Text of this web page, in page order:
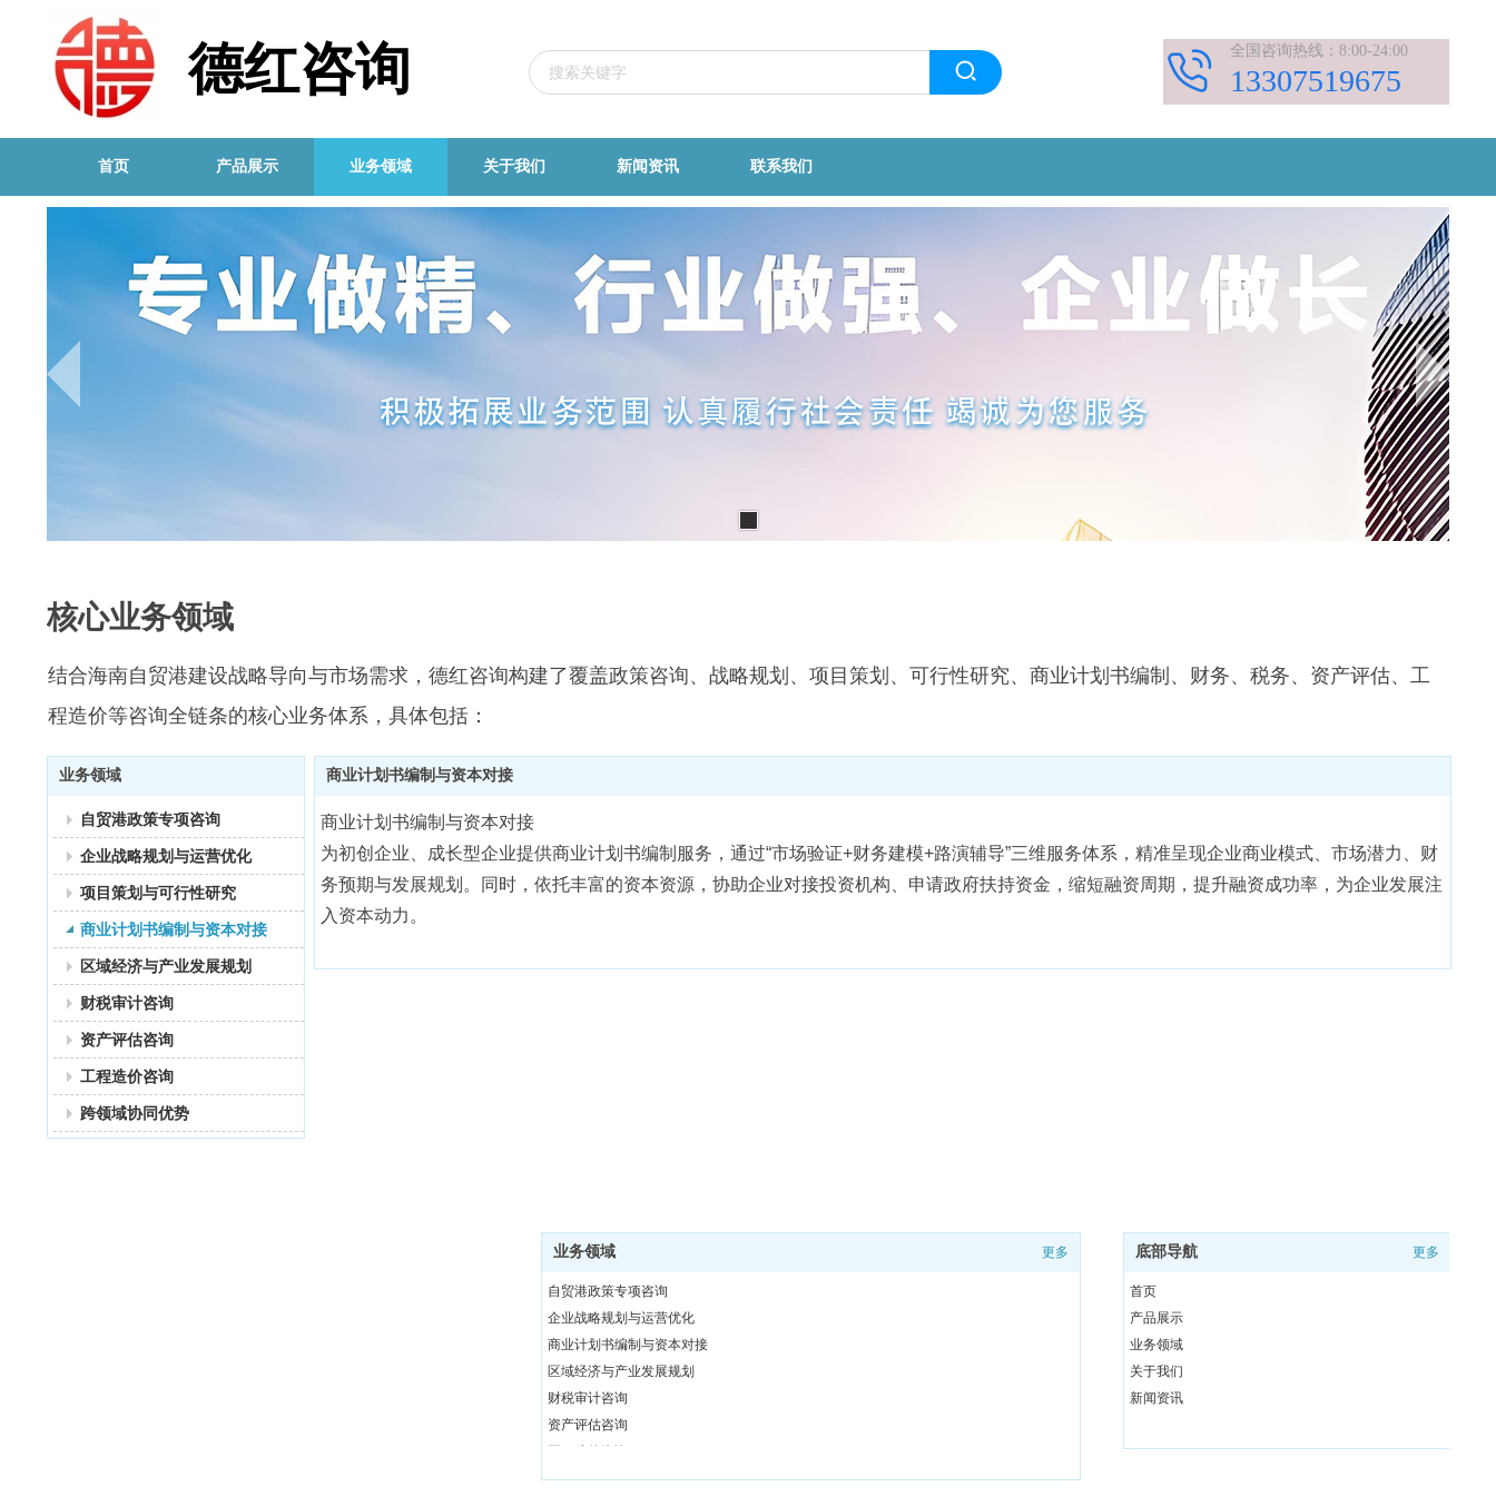
全国咨询热线：8:00-24:00
13307519675
德红咨询
首页 产品展示 业务领域 关于我们 新闻资讯 联系我们
核心业务领域
结合海南自贸港建设战略导向与市场需求，德红咨询构建了覆盖政策咨询、战略规划、项目策划、可行性研究、商业计划书编制、财务、税务、资产评估、工
程造价等咨询全链条的核心业务体系，具体包括：
业务领域
自贸港政策专项咨询
企业战略规划与运营优化
项目策划与可行性研究
商业计划书编制与资本对接
区域经济与产业发展规划
财税审计咨询
资产评估咨询
工程造价咨询
跨领域协同优势
商业计划书编制与资本对接
商业计划书编制与资本对接
为初创企业、成长型企业提供商业计划书编制服务，通过“市场验证+财务建模+路演辅导”三维服务体系，精准呈现企业商业模式、市场潜力、财
务预期与发展规划。同时，依托丰富的资本资源，协助企业对接投资机构、申请政府扶持资金，缩短融资周期，提升融资成功率，为企业发展注
入资本动力。
底部导航 更多
首页
产品展示
业务领域
关于我们
新闻资讯
业务领域 更多
自贸港政策专项咨询
企业战略规划与运营优化
商业计划书编制与资本对接
区域经济与产业发展规划
财税审计咨询
资产评估咨询
跨领域协同优势